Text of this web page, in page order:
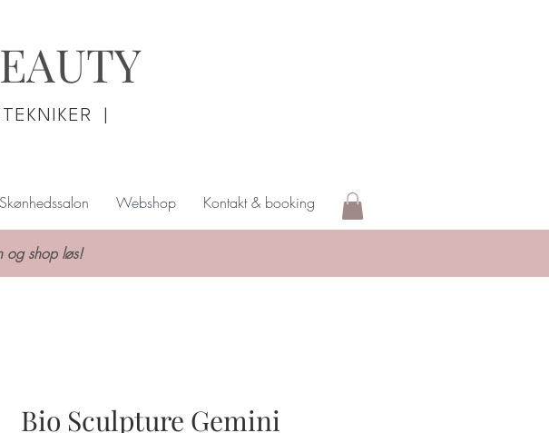
|
Skønhedssalon Webshop Kontakt & booking
og shop løs!
Bio Sculpture Gemini